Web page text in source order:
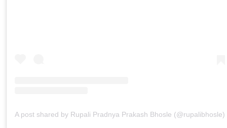
A post shared by Rupali Pradnya Prakash Bhosle (@rupalibhosle)